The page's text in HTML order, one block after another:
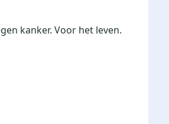
kanker. Voor het leven.